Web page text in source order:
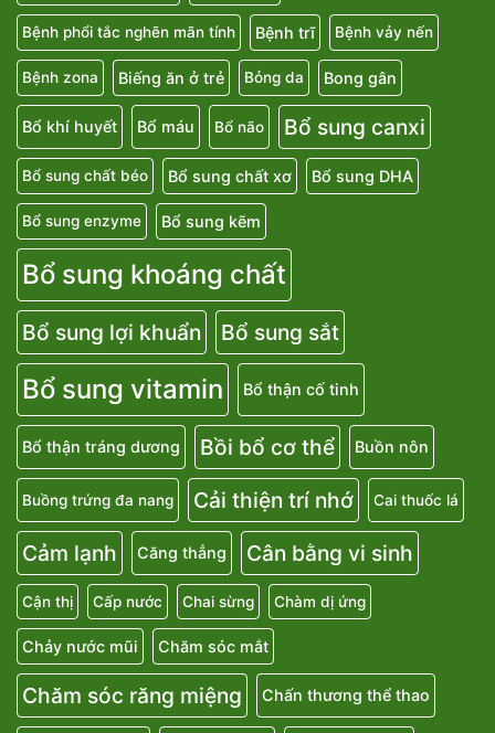
Bệnh phổi tắc nghẽn mãn tính Bệnh trĩ Bệnh vảy nến
Bệnh zona Biếng ăn ở trẻ Bỏng da Bong gân
Bổ khí huyết Bổ máu Bổ não Bổ sung canxi
Bổ sung chất béo Bổ sung chất xơ Bổ sung DHA
Bổ sung enzyme Bổ sung kẽm
Bổ sung khoáng chất
Bổ sung lợi khuẩn Bổ sung sắt
Bổ sung vitamin Bổ thận cố tinh
Bổ thận tráng dương Bồi bổ cơ thể Buồn nôn
Buồng trứng đa nang Cải thiện trí nhớ Cai thuốc lá
Cảm lạnh Căng thẳng Cân bằng vi sinh
Cận thị Cấp nước Chai sừng Chàm dị ứng
Chảy nước mũi Chăm sóc mắt
Chăm sóc răng miệng Chấn thương thể thao